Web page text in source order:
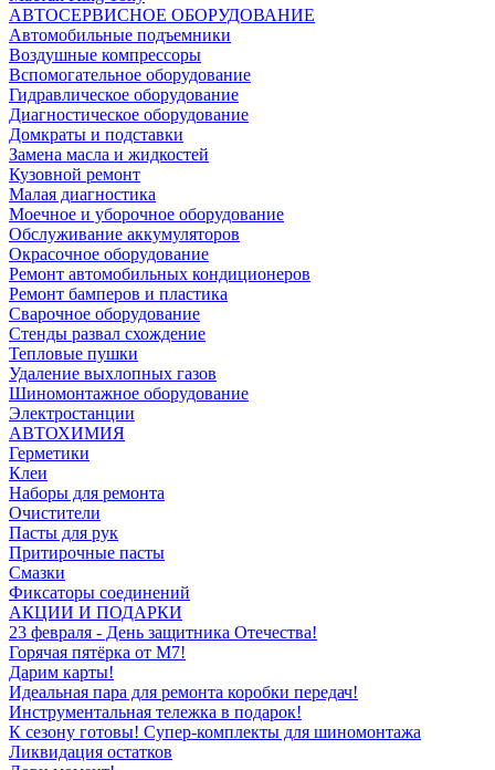
АВТОСЕРВИСНОЕ ОБОРУДОВАНИЕ
Автомобильные подъемники
Воздушные компрессоры
Вспомогательное оборудование
Гидравлическое оборудование
Диагностическое оборудование
Домкраты и подставки
Замена масла и жидкостей
Кузовной ремонт
Малая диагностика
Моечное и уборочное оборудование
Обслуживание аккумуляторов
Окрасочное оборудование
Ремонт автомобильных кондиционеров
Ремонт бамперов и пластика
Сварочное оборудование
Стенды развал схождение
Тепловые пушки
Удаление выхлопных газов
Шиномонтажное оборудование
Электростанции
АВТОХИМИЯ
Герметики
Клеи
Наборы для ремонта
Очистители
Пасты для рук
Притирочные пасты
Смазки
Фиксаторы соединений
АКЦИИ И ПОДАРКИ
23 февраля - День защитника Отечества!
Горячая пятёрка от M7!
Дарим карты!
Идеальная пара для ремонта коробки передач!
Инструментальная тележка в подарок!
К сезону готовы! Супер-комплекты для шиномонтажа
Ликвидация остатков